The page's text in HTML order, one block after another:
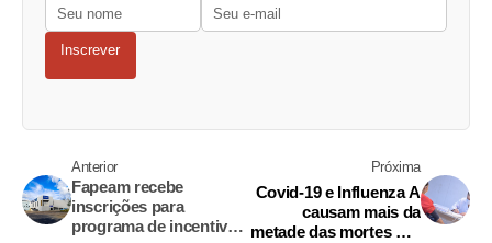
Inscrever
Anterior
Fapeam recebe
inscrições para
programa de incentivo
Próxima
Covid-19 e Influenza A
causam mais da
metade das mortes por